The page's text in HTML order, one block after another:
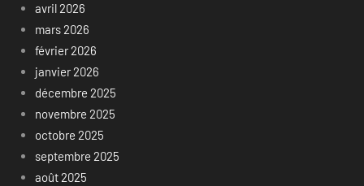
avril 2026
mars 2026
février 2026
janvier 2026
décembre 2025
novembre 2025
octobre 2025
septembre 2025
août 2025